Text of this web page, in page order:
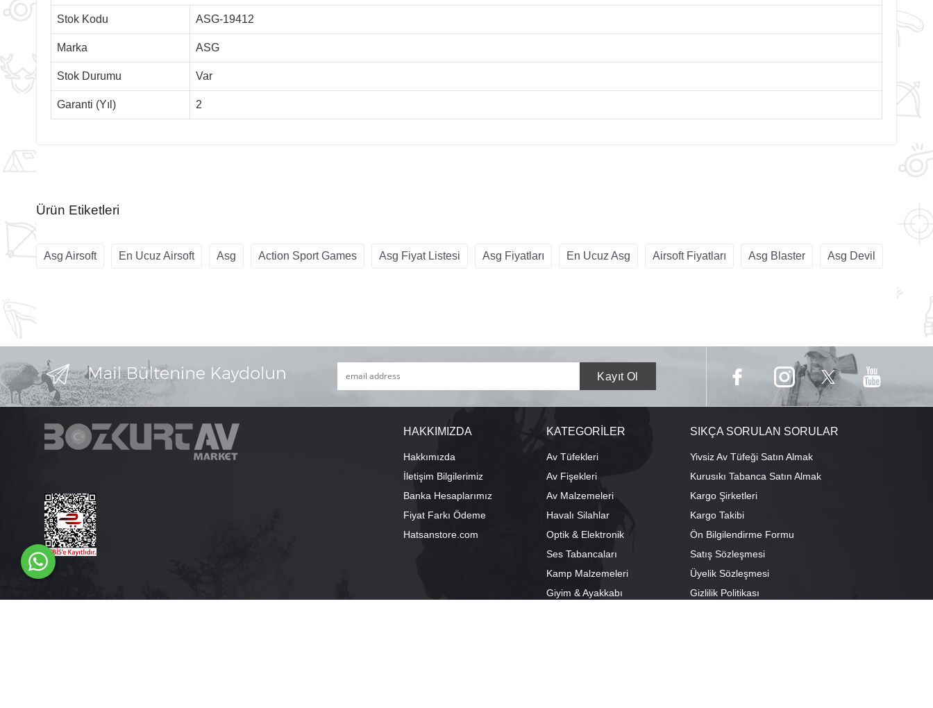
Stok Kodu ASG-19412
Marka ASG
Stok Durumu Var
Garanti (Yıl) 2
Ürün Etiketleri
Asg Airsoft En Ucuz Airsoft Asg Action Sport Games Asg Fiyat Listesi Asg Fiyatları En Ucuz Asg Airsoft Fiyatları Asg Blaster Asg Devil
HAKKIMIZDA
Hakkımızda
İletişim Bilgilerimiz
Banka Hesaplarımız
Fiyat Farkı Ödeme
Hatsanstore.com
KATEGORİLER
Av Tüfekleri
Av Fişekleri
Av Malzemeleri
Havalı Silahlar
Optik & Elektronik
Ses Tabancaları
Kamp Malzemeleri
Giyim & Ayakkabı
SIKÇA SORULAN SORULAR
Yivsiz Av Tüfeği Satın Almak
Kurusıkı Tabanca Satın Almak
Kargo Şirketleri
Kargo Takibi
Ön Bilgilendirme Formu
Satış Sözleşmesi
Üyelik Sözleşmesi
Gizlilik Politikası